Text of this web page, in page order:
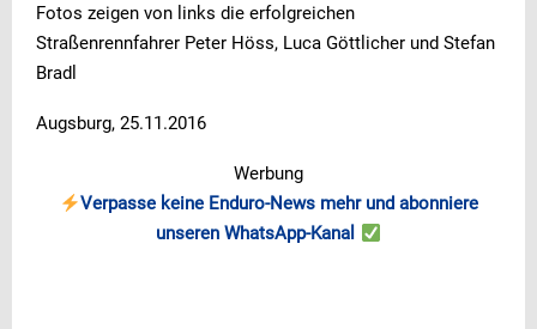
Fotos zeigen von links die erfolgreichen
Straßenrennfahrer Peter Höss, Luca Göttlicher und Stefan
Bradl
Augsburg, 25.11.2016
Werbung
Verpasse keine Enduro-News mehr und abonniere
unseren WhatsApp-Kanal